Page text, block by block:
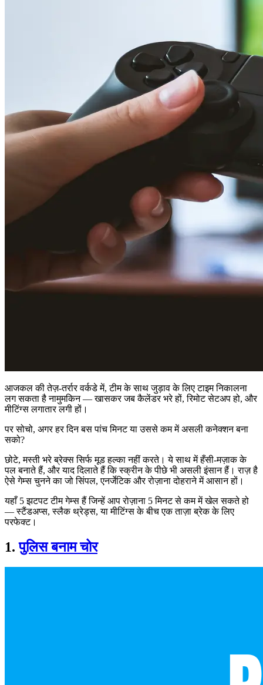
आजकल की तेज़-तर्रार वर्कडे में, टीम के साथ जुड़ाव के लिए टाइम निकालना
लग सकता है नामुमकिन — खासकर जब कैलेंडर भरे हों, रिमोट सेटअप हो, और
मीटिंग्स लगातार लगी हों।
पर सोचो, अगर हर दिन बस पांच मिनट या उससे कम में असली कनेक्शन बना
सको?
छोटे, मस्ती भरे ब्रेक्स सिर्फ मूड हल्का नहीं करते। ये साथ में हँसी-मज़ाक के
पल बनाते हैं, और याद दिलाते हैं कि स्क्रीन के पीछे भी असली इंसान हैं। राज़ है
ऐसे गेम्स चुनने का जो सिंपल, एनर्जेटिक और रोज़ाना दोहराने में आसान हों।
यहाँ 5 झटपट टीम गेम्स हैं जिन्हें आप रोज़ाना 5 मिनट से कम में खेल सकते हो
— स्टैंडअप्स, स्लैक थ्रेड्स, या मीटिंग्स के बीच एक ताज़ा ब्रेक के लिए
परफेक्ट।
1.पुलिस बनाम चोर